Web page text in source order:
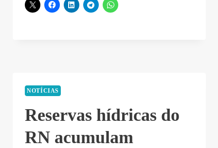
NOTÍCIAS
Reservas hídricas do
RN acumulam